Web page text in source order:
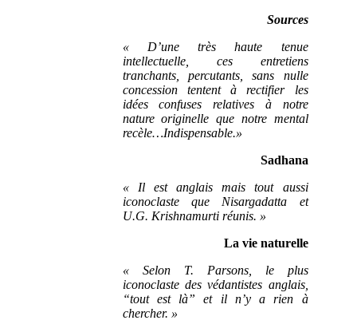
Sources
« D’une très haute tenue
intellectuelle, ces entretiens
tranchants, percutants, sans nulle
concession tentent à rectifier les
idées confuses relatives à notre
nature originelle que notre mental
recèle…Indispensable.»
Sadhana
« Il est anglais mais tout aussi
iconoclaste que Nisargadatta et
U.G. Krishnamurti réunis. »
La vie naturelle
« Selon T. Parsons, le plus
iconoclaste des védantistes anglais,
“tout est là” et il n’y a rien à
chercher. »